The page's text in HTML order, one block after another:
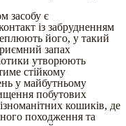
засобу є
із забрудненням
його, у такий
запах
утворюють
стійкому
у майбутньому
побутових
кошиків, де
походження та